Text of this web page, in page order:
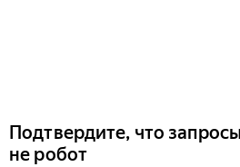
Подтвердите, что
не робот